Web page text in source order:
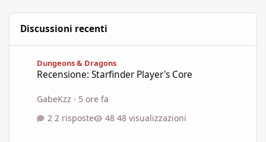
Discussioni recenti
Dungeons & Dragons
Recensione: Starfinder Player's Core
GabeKzz · 5 ore fa
2 risposte
48 visualizzazioni